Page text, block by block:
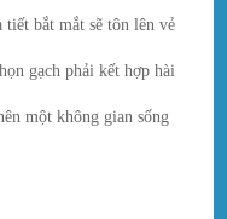
tiết bắt mắt sẽ tôn lên vẻ
gạch phải kết hợp hài
một không gian sống